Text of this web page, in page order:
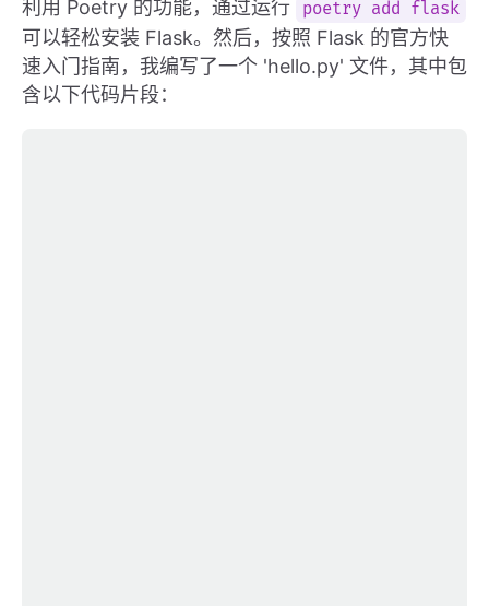
利用 Poetry 的功能，通过运行 poetry add flask
可以轻松安装 Flask。然后，按照 Flask 的官方快
速入门指南，我编写了一个 'hello.py' 文件，其中包
含以下代码片段：